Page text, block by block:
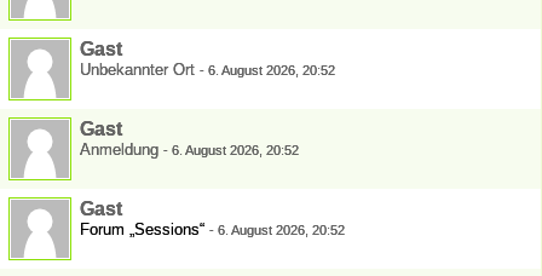
Gast
Unbekannter Ort - 6. August 2026, 20:52
Gast
Anmeldung - 6. August 2026, 20:52
Gast
Forum „Sessions“ - 6. August 2026, 20:52